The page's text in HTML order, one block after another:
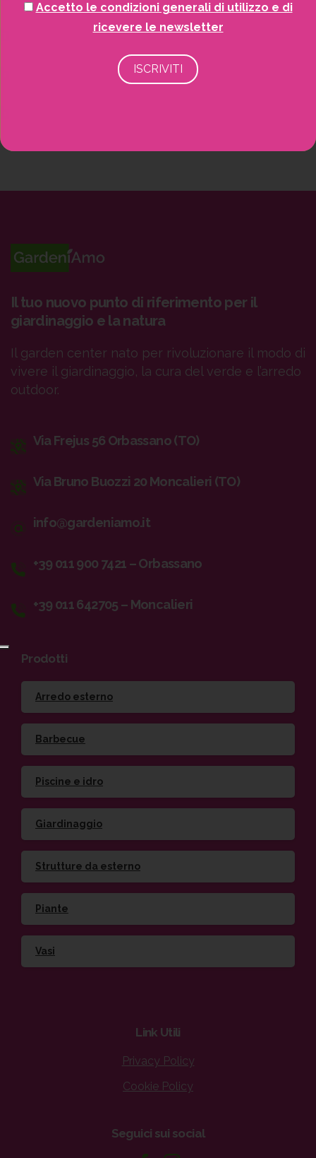
Recinzioni
Il tuo nuovo punto di riferimento per il
giardinaggio e la natura
Il garden center nato per rivoluzionare il modo di
vivere il giardinaggio, la cura del verde e l’arredo
outdoor.
Via Frejus 56 Orbassano (TO)
Via Bruno Buozzi 20 Moncalieri (TO)
info@gardeniamo.it
+39 011 900 7421 – Orbassano
+39 011 642705 – Moncalieri
Prodotti
Arredo esterno
Barbecue
Piscine e idro
Giardinaggio
Strutture da esterno
Piante
Vasi
Link Utili
Privacy Policy
Cookie Policy
Seguici sui social
Accetto le condizioni generali di utilizzo e di
ricevere le newsletter